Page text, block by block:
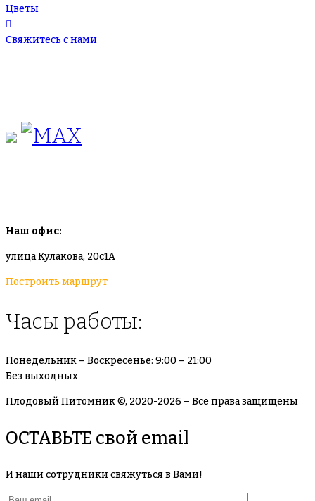
Цветы
Свяжитесь с нами
Наш офис:
улица Кулакова, 20с1А
Построить маршрут
Часы работы:
Понедельник – Воскресенье: 9:00 – 21:00
Без выходных
Плодовый Питомник ©, 2020-2026 – Все права защищены
ОСТАВЬТЕ свой email
И наши сотрудники свяжуться в Вами!